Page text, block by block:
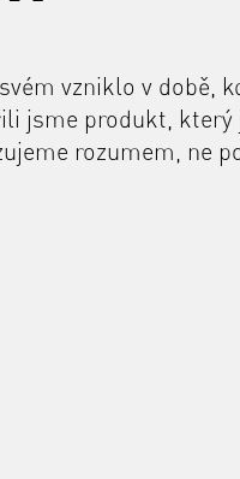
vzniklo v době,
jsme produkt, který
rozumem, ne